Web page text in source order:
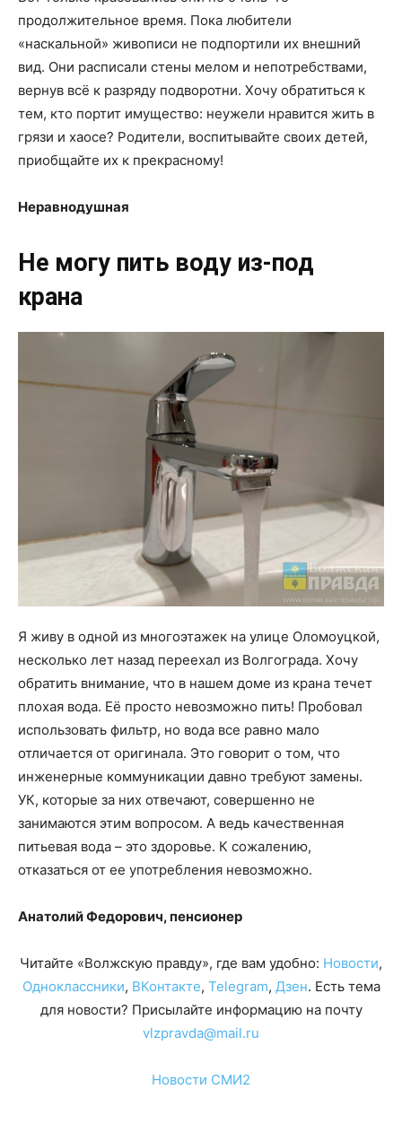
продолжительное время. Пока любители
«наскальной» живописи не подпортили их внешний
вид. Они расписали стены мелом и непотребствами,
вернув всё к разряду подворотни. Хочу обратиться к
тем, кто портит имущество: неужели нравится жить в
грязи и хаосе? Родители, воспитывайте своих детей,
приобщайте их к прекрасному!
Неравнодушная
Не могу пить воду из-под
крана
Я живу в одной из многоэтажек на улице Оломоуцкой,
несколько лет назад переехал из Волгограда. Хочу
обратить внимание, что в нашем доме из крана течет
плохая вода. Её просто невозможно пить! Пробовал
использовать фильтр, но вода все равно мало
отличается от оригинала. Это говорит о том, что
инженерные коммуникации давно требуют замены.
УК, которые за них отвечают, совершенно не
занимаются этим вопросом. А ведь качественная
питьевая вода – это здоровье. К сожалению,
отказаться от ее употребления невозможно.
Анатолий Федорович, пенсионер
Читайте «Волжскую правду», где вам удобно: Новости,
Одноклассники, ВКонтакте, Telegram, Дзен. Есть тема
для новости? Присылайте информацию на почту
vlzpravda@mail.ru
Новости СМИ2